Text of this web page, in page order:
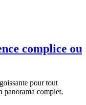
complice ou
pour tout
panorama complet,